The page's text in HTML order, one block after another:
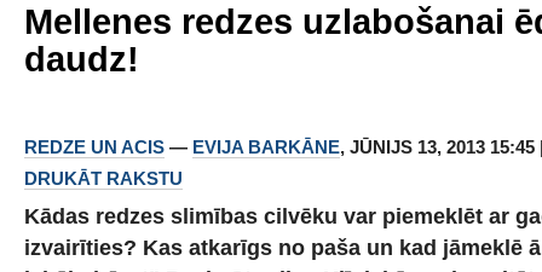
Mellenes redzes uzlabošanai
daudz!
REDZE UN ACIS — EVIJA BARKĀNE, JŪNIJS 13, 2013
DRUKĀT RAKSTU
Kādas redzes slimības cilvēku var piemeklēt ar
izvairīties? Kas atkarīgs no paša un kad jāmeklē